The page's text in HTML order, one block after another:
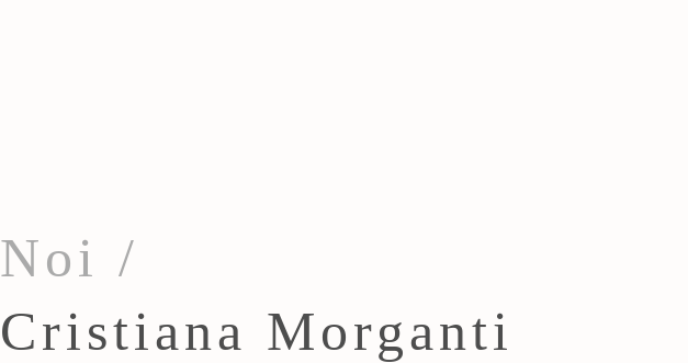
Noi /
Cristiana Morganti